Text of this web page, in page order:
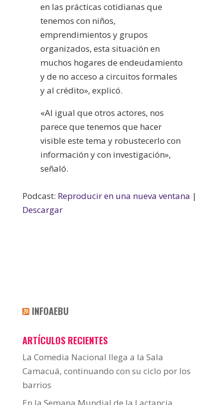
en las prácticas cotidianas que
tenemos con niños,
emprendimientos y grupos
organizados, esta situación en
muchos hogares de endeudamiento
y de no acceso a circuitos formales
y al crédito», explicó.
«Al igual que otros actores, nos
parece que tenemos que hacer
visible este tema y robustecerlo con
información y con investigación»,
señaló.
Podcast: Reproducir en una nueva ventana |
Descargar
INFOAEBU
ARTÍCULOS RECIENTES
La Comedia Nacional llega a la Sala
Camacuá, continuando con su ciclo por los
barrios